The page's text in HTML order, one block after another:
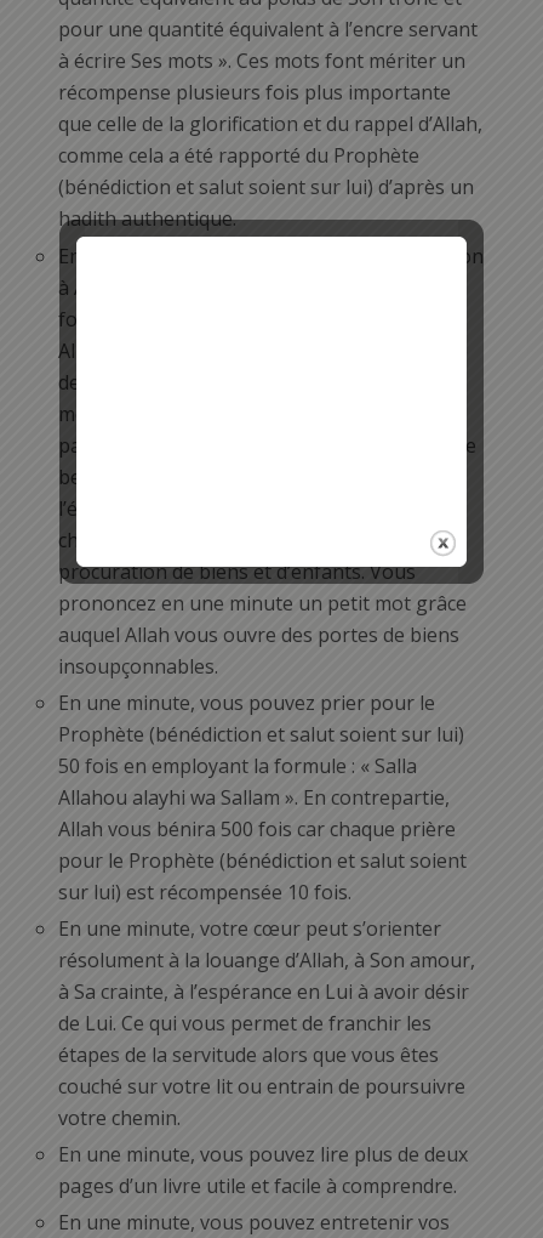
pour une quantité équivalent à l’encre servant
à écrire Ses mots ». Ces mots font mériter un
récompense plusieurs fois plus importante
que celle de la glorification et du rappel d’Allah,
comme cela a été rapporté du Prophète
(bénédiction et salut soient sur lui) d’après un
hadith authentique.
En une minute, vous pouvez demander pardon
à Allah le Puissant et Majestueux plus de 100
fois en employant la formule : astaghfirou
Allah. Et vous n’êtes pas sans savoir le mérite
de la demande de pardon. En effet, c’est un
moyen d’obtenir le pardon et l’accès au
paradis. C’est encore un moyen d’acquérir une
belle provision, davantage de force,
l’éradication des épreuves, la facilitation des
choses, la descente de la pluie et la
procuration de biens et d’enfants. Vous
prononcez en une minute un petit mot grâce
auquel Allah vous ouvre des portes de biens
insoupçonnables.
En une minute, vous pouvez prier pour le
Prophète (bénédiction et salut soient sur lui)
50 fois en employant la formule : « Salla
Allahou alayhi wa Sallam ». En contrepartie,
Allah vous bénira 500 fois car chaque prière
pour le Prophète (bénédiction et salut soient
sur lui) est récompensée 10 fois.
En une minute, votre cœur peut s’orienter
résolument à la louange d’Allah, à Son amour,
à Sa crainte, à l’espérance en Lui à avoir désir
de Lui. Ce qui vous permet de franchir les
étapes de la servitude alors que vous êtes
couché sur votre lit ou entrain de poursuivre
votre chemin.
En une minute, vous pouvez lire plus de deux
pages d’un livre utile et facile à comprendre.
En une minute, vous pouvez entretenir vos